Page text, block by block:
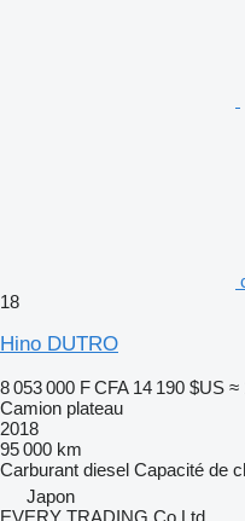
18
Hino DUTRO
8 053 000 F CFA 14 190 $US ≈
Camion plateau
2018
95 000 km
Carburant diesel Capacité de
Japon
EVERY TRADING Co Ltd